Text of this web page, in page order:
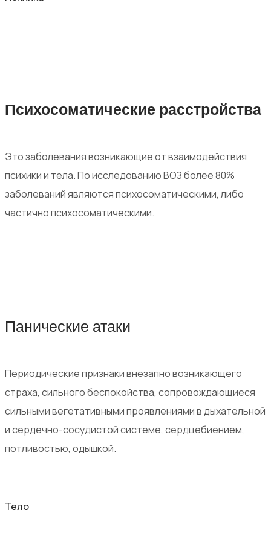
Психосоматические расстройства
Это заболевания возникающие от взаимодействия
психики и тела. По исследованию ВОЗ более 80%
заболеваний являются психосоматическими, либо
частично психосоматическими.
Панические атаки
Периодические признаки внезапно возникающего
страха, сильного беспокойства, сопровождающиеся
сильными вегетативными проявлениями в дыхательной
и сердечно-сосудистой системе, сердцебиением,
потливостью, одышкой.
Тело